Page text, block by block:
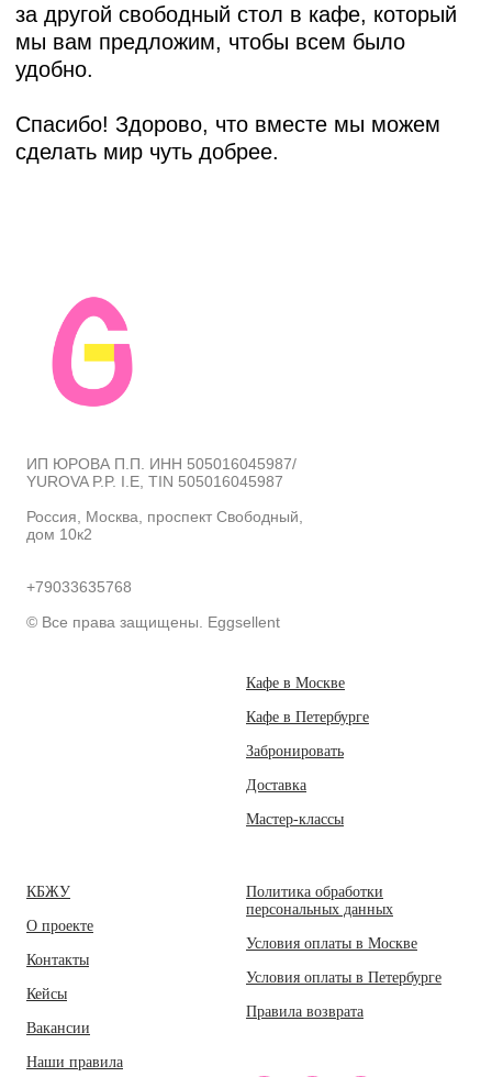
ИП ЮРОВА П.П. ИНН 505016045987/
YUROVA P.P. I.E, TIN 505016045987
Россия, Москва, проспект Свободный,
дом 10к2
+79033635768
© Все права защищены. Eggsellent
Кафе в Москве
Кафе в Петербурге
Забронировать
Доставка
Мастер-классы
КБЖУ
О проекте
Контакты
Кейсы
Вакансии
Наши правила
Политика обработки
персональных данных
Условия оплаты в Москве
Условия оплаты в Петербурге
Правила возврата